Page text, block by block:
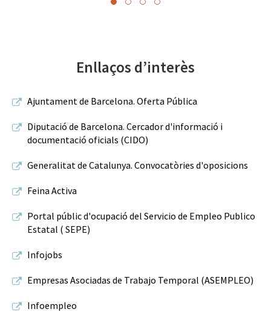
Enllaços d’interès
Ajuntament de Barcelona. Oferta Pública
Diputació de Barcelona. Cercador d'informació i
documentació oficials (CIDO)
Generalitat de Catalunya. Convocatòries d'oposicions
Feina Activa
Portal públic d'ocupació del Servicio de Empleo Publico
Estatal ( SEPE)
Infojobs
Empresas Asociadas de Trabajo Temporal (ASEMPLEO)
Infoempleo